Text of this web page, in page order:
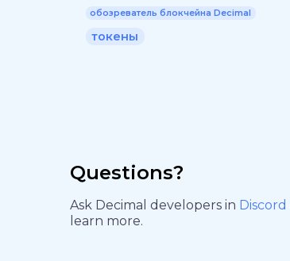
обозреватель блокчейна Decimal
токены
Questions?
Ask Decimal developers in Discord
learn more.